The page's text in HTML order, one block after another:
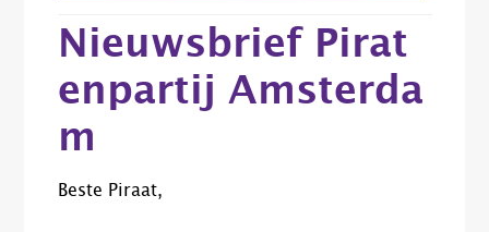
Nieuwsbrief Pirat
enpartij Amsterda
m
Beste Piraat,